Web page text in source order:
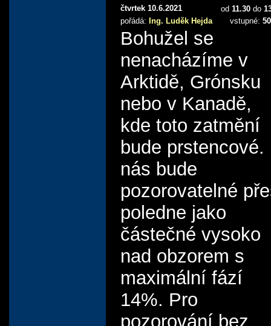
čtvrtek 10.6.2021 od 11.30 do
pořádá: Ing. Luděk Hejda vstupné:
Bohužel se
nenacházíme v
Arktidě, Grónsku
nebo v Kanadě,
kde toto zatmění
bude prstencové.
nás bude
pozorovatelné
poledne jako
částečné vysoko
nad obzorem s
maximální fází
14%. Pro
pozorování bez